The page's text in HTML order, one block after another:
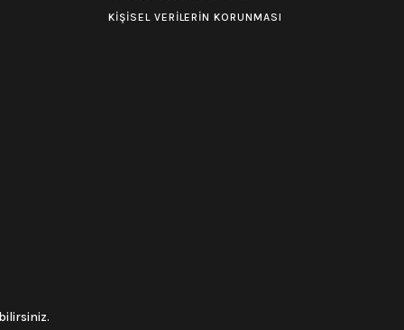
KİŞİSEL VERİLERİN KORUNMASI